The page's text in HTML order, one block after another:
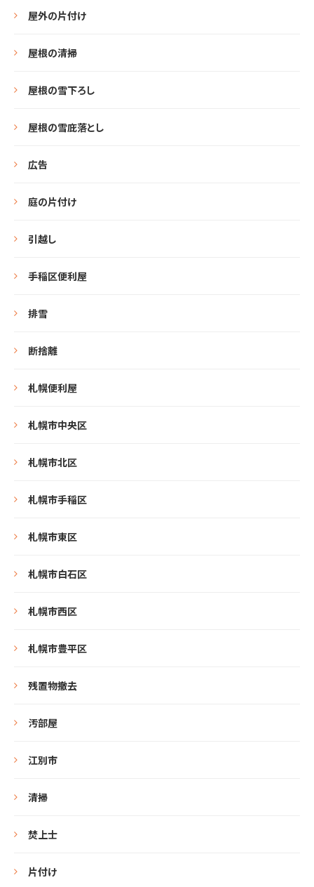
屋外の片付け
屋根の清掃
屋根の雪下ろし
屋根の雪庇落とし
広告
庭の片付け
引越し
手稲区便利屋
排雪
断捨離
札幌便利屋
札幌市中央区
札幌市北区
札幌市手稲区
札幌市東区
札幌市白石区
札幌市西区
札幌市豊平区
残置物撤去
汚部屋
江別市
清掃
焚上士
片付け